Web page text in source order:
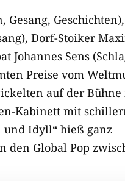
Geschichten),
Dorf-Stoiker
Johannes Sens
Preise vom
auf der Bühne
Kabinett mit
Idyll“ hieß ganz
den Global Pop